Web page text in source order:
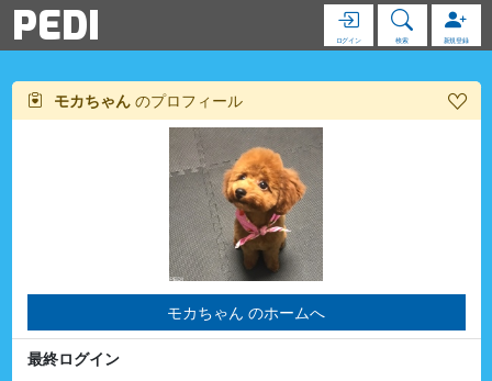
PEDI ログイン 検索 新規登録
モカちゃん のプロフィール
モカちゃん のホームへ
最終ログイン